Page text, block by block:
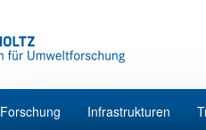
Forschung Infrastrukturen